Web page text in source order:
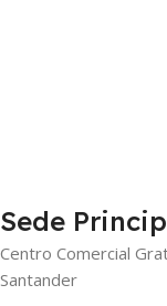
Sede
Centro Comercial
Santander